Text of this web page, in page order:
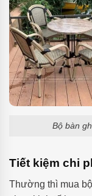
Bộ bàn
Tiết kiệm chi
Thường thì mua